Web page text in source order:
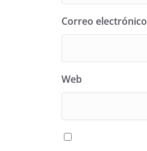
Correo electrónico
Web